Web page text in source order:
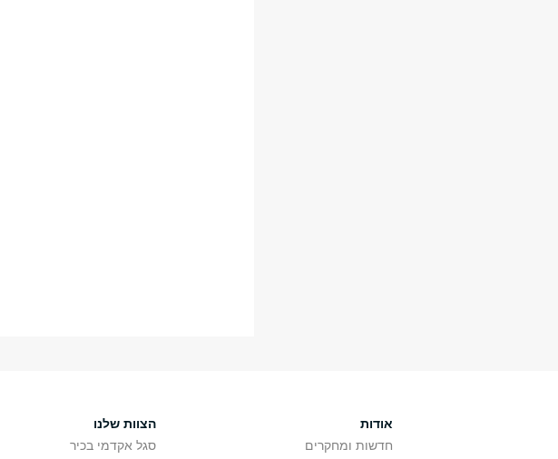
אודות
חדשות ומחקרים
הצוות שלנו
סגל אקדמי בכיר